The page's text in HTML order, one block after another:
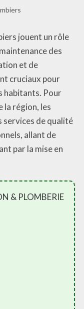
jouent un rôle
des
et de
cruciaux pour
habitants. Pour
la région, les
de qualité
allant de
par la mise en